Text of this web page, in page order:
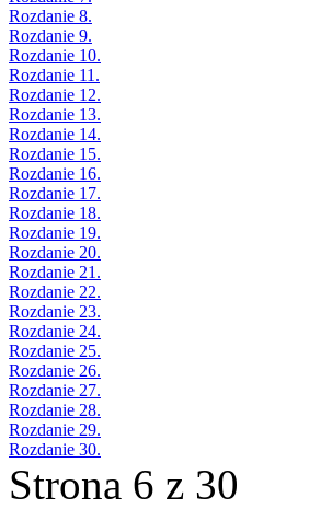
Rozdanie 8.
Rozdanie 9.
Rozdanie 10.
Rozdanie 11.
Rozdanie 12.
Rozdanie 13.
Rozdanie 14.
Rozdanie 15.
Rozdanie 16.
Rozdanie 17.
Rozdanie 18.
Rozdanie 19.
Rozdanie 20.
Rozdanie 21.
Rozdanie 22.
Rozdanie 23.
Rozdanie 24.
Rozdanie 25.
Rozdanie 26.
Rozdanie 27.
Rozdanie 28.
Rozdanie 29.
Rozdanie 30.
Strona 6 z 30